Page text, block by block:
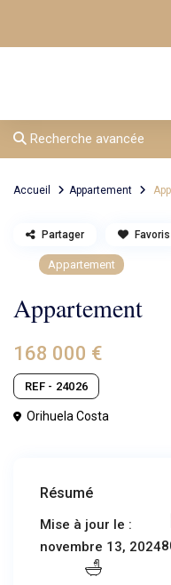
Recherche avancée
Accueil Appartement
Appartement
Appartement
168 000 €
REF - 24026
Orihuela Costa
Partager Favoris
Résumé
Mise à jour le :
novembre 13, 2024